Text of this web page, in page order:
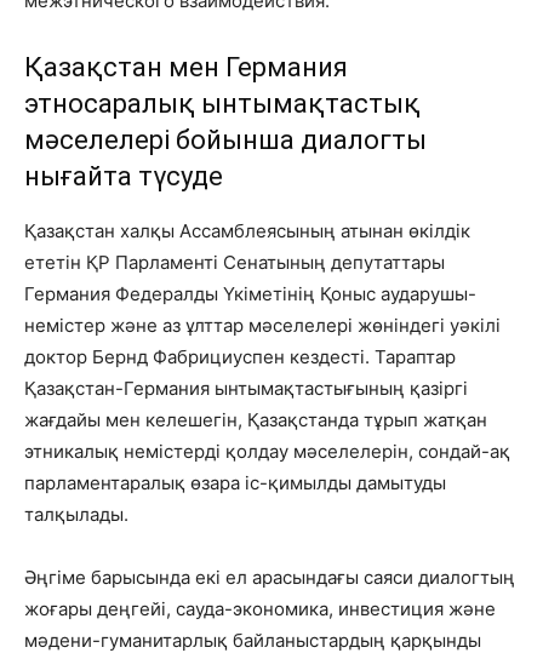
Қазақстан мен Германия
этносаралық ынтымақтастық
мәселелері бойынша диалогты
нығайта түсуде
Қазақстан халқы Ассамблеясының атынан өкілдік
ететін ҚР Парламенті Сенатының депутаттары
Германия Федералды Үкіметінің Қоныс аударушы-
немістер және аз ұлттар мәселелері жөніндегі уәкілі
доктор Бернд Фабрициуспен кездесті. Тараптар
Қазақстан-Германия ынтымақтастығының қазіргі
жағдайы мен келешегін, Қазақстанда тұрып жатқан
этникалық немістерді қолдау мәселелерін, сондай-ақ
парламентаралық өзара іс-қимылды дамытуды
талқылады.
Әңгіме барысында екі ел арасындағы саяси диалогтың
жоғары деңгейі, сауда-экономика, инвестиция және
мәдени-гуманитарлық байланыстардың қарқынды